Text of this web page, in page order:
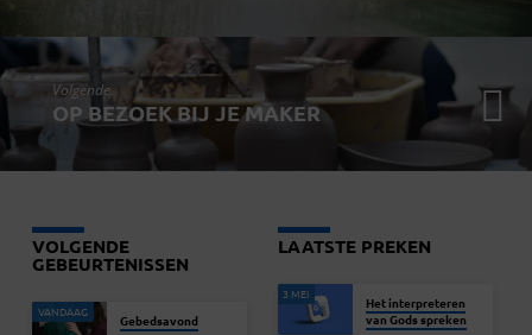
Volgende
OP BEZOEK BIJ JE MAKER
VOLGENDE
GEBEURTENISSEN
VANDAAG Gebedsavond
LAATSTE PREKEN
3 MEI
Het interpreteren
van Gods spreken